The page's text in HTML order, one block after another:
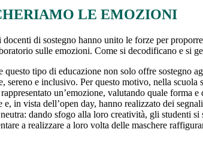
LE EMOZIONI
docenti di sostegno hanno unito le forze per
sulle emozioni. Come si decodificano e si
tipo di educazione non solo offre sostegno
e inclusivo. Per questo motivo, nella scuola
un’emozione, valutando quale forma e
in vista dell’open day, hanno realizzato dei
dando sfogo alla loro creatività, gli studenti si
a realizzare a loro volta delle maschere